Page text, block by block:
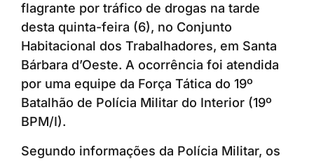
flagrante por tráfico de drogas na tarde
desta quinta-feira (6), no Conjunto
Habitacional dos Trabalhadores, em Santa
Bárbara d’Oeste. A ocorrência foi atendida
por uma equipe da Força Tática do 19º
Batalhão de Polícia Militar do Interior (19º
BPM/I).
Segundo informações da Polícia Militar, os